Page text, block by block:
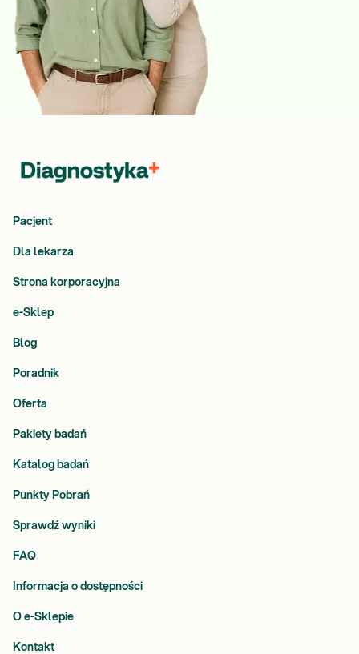
Pacjent
Dla lekarza
Strona korporacyjna
e-Sklep
Blog
Poradnik
Oferta
Pakiety badań
Katalog badań
Punkty Pobrań
Sprawdź wyniki
FAQ
Informacja o dostępności
O e-Sklepie
Kontakt